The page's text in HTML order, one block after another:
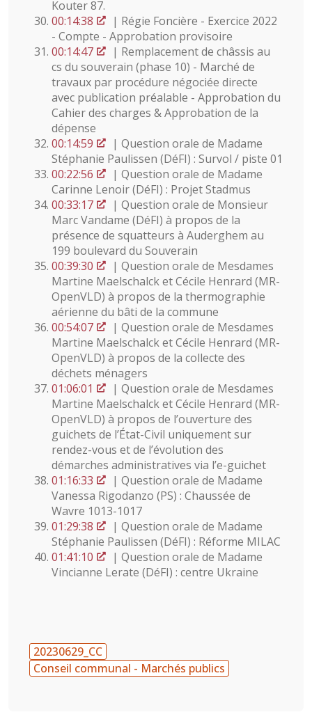
Kouter 87.
00:14:38
| Régie Foncière - Exercice 2022
- Compte - Approbation provisoire
00:14:47
| Remplacement de châssis au
cs du souverain (phase 10) - Marché de
travaux par procédure négociée directe
avec publication préalable - Approbation du
Cahier des charges & Approbation de la
dépense
00:14:59
| Question orale de Madame
Stéphanie Paulissen (DéFI) : Survol / piste 01
00:22:56
| Question orale de Madame
Carinne Lenoir (DéFI) : Projet Stadmus
00:33:17
| Question orale de Monsieur
Marc Vandame (DéFI) à propos de la
présence de squatteurs à Auderghem au
199 boulevard du Souverain
00:39:30
| Question orale de Mesdames
Martine Maelschalck et Cécile Henrard (MR-
OpenVLD) à propos de la thermographie
aérienne du bâti de la commune
00:54:07
| Question orale de Mesdames
Martine Maelschalck et Cécile Henrard (MR-
OpenVLD) à propos de la collecte des
déchets ménagers
01:06:01
| Question orale de Mesdames
Martine Maelschalck et Cécile Henrard (MR-
OpenVLD) à propos de l’ouverture des
guichets de l’État-Civil uniquement sur
rendez-vous et de l’évolution des
démarches administratives via l’e-guichet
01:16:33
| Question orale de Madame
Vanessa Rigodanzo (PS) : Chaussée de
Wavre 1013-1017
01:29:38
| Question orale de Madame
Stéphanie Paulissen (DéFI) : Réforme MILAC
01:41:10
| Question orale de Madame
Vincianne Lerate (DéFI) : centre Ukraine
20230629_CC
Conseil communal - Marchés publics